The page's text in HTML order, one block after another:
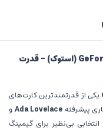
کارت گرافیک GeForce RTX™ 4090 AERO 24GB (استوک) – قدرت
یکی از قدرتمندترین کارت‌های
پیشرفته Ada Lovelaceو
انتخابی بی‌نظیر برای گیمینگ